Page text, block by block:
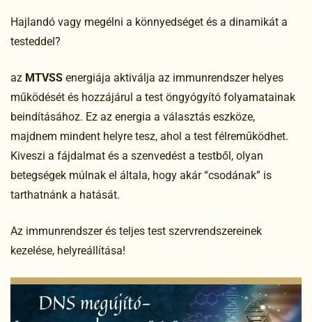
Hajlandó vagy megélni a könnyedséget és a dinamikát a
testeddel?
az MTVSS energiája aktiválja az immunrendszer helyes
működését és hozzájárul a test öngyógyító folyamatainak
beindításához. Ez az energia a választás eszköze,
majdnem mindent helyre tesz, ahol a test félreműködhet.
Kiveszi a fájdalmat és a szenvedést a testből, olyan
betegségek múlnak el általa, hogy akár “csodának” is
tarthatnánk a hatását.
Az immunrendszer és teljes test szervrendszereinek
kezelése, helyreállítása!